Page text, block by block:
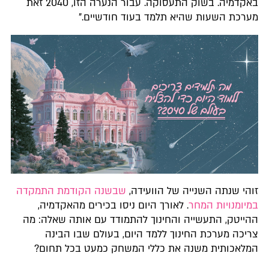
באקדמיה. בשוק התעסוקה. עבור הנערה הזו, 2040 זאת
מערכת השעות שהיא תלמד בעוד חודשיים."
זוהי שנתה השנייה של הוועידה, שבשנה הקודמת התמקדה
במיומנויות המחר. לאורך היום ניסו בכירים מהאקדמיה,
ההייטק, התעשייה והחינוך להתמודד עם אותה שאלה: מה
צריכה מערכת החינוך ללמד היום, בעולם שבו הבינה
המלאכותית משנה את כללי המשחק כמעט בכל תחום?